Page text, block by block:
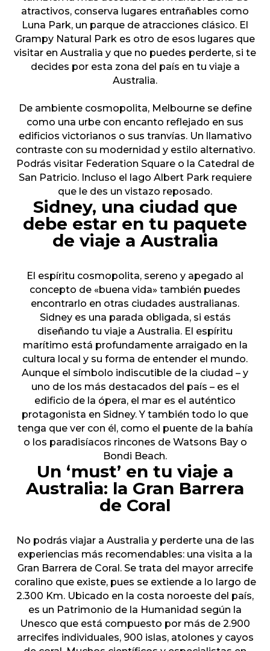
atractivos, conserva lugares entrañables como
Luna Park, un parque de atracciones clásico. El
Grampy Natural Park es otro de esos lugares que
visitar en Australia y que no puedes perderte, si te
decides por esta zona del país en tu viaje a
Australia.
De ambiente cosmopolita, Melbourne se define
como una urbe con encanto reflejado en sus
edificios victorianos o sus tranvías. Un llamativo
contraste con su modernidad y estilo alternativo.
Podrás visitar Federation Square o la Catedral de
San Patricio. Incluso el lago Albert Park requiere
que le des un vistazo reposado.
Sidney, una ciudad que
debe estar en tu paquete
de viaje a Australia
El espíritu cosmopolita, sereno y apegado al
concepto de «buena vida» también puedes
encontrarlo en otras ciudades australianas.
Sidney es una parada obligada, si estás
diseñando tu viaje a Australia. El espíritu
marítimo está profundamente arraigado en la
cultura local y su forma de entender el mundo.
Aunque el símbolo indiscutible de la ciudad – y
uno de los más destacados del país – es el
edificio de la ópera, el mar es el auténtico
protagonista en Sidney. Y también todo lo que
tenga que ver con él, como el puente de la bahía
o los paradisíacos rincones de Watsons Bay o
Bondi Beach.
Un ‘must’ en tu viaje a
Australia: la Gran Barrera
de Coral
No podrás viajar a Australia y perderte una de las
experiencias más recomendables: una visita a la
Gran Barrera de Coral. Se trata del mayor arrecife
coralino que existe, pues se extiende a lo largo de
2.300 Km. Ubicado en la costa noroeste del país,
es un Patrimonio de la Humanidad según la
Unesco que está compuesto por más de 2.900
arrecifes individuales, 900 islas, atolones y cayos